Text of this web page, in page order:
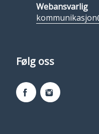
Webansvarlig
Følg oss
FacebookInstagram